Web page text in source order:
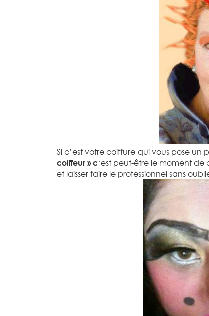
Si c’est votre coiffure qui vous pose un
coiffeur » c‘est peut-être le moment
et laisser faire le professionnel sans